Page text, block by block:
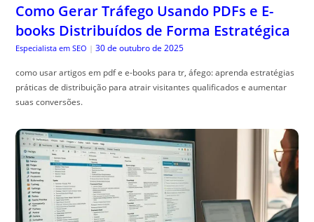
Como Gerar Tráfego Usando PDFs e E-
books Distribuídos de Forma Estratégica
Especialista em SEO | 30 de outubro de 2025
como usar artigos em pdf e e-books para tr, áfego: aprenda estratégias
práticas de distribuição para atrair visitantes qualificados e aumentar
suas conversões.